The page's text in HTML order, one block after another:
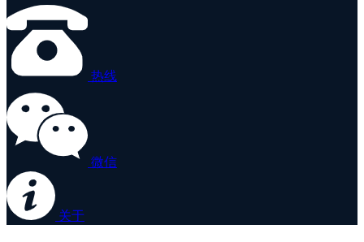
热线
微信
关于